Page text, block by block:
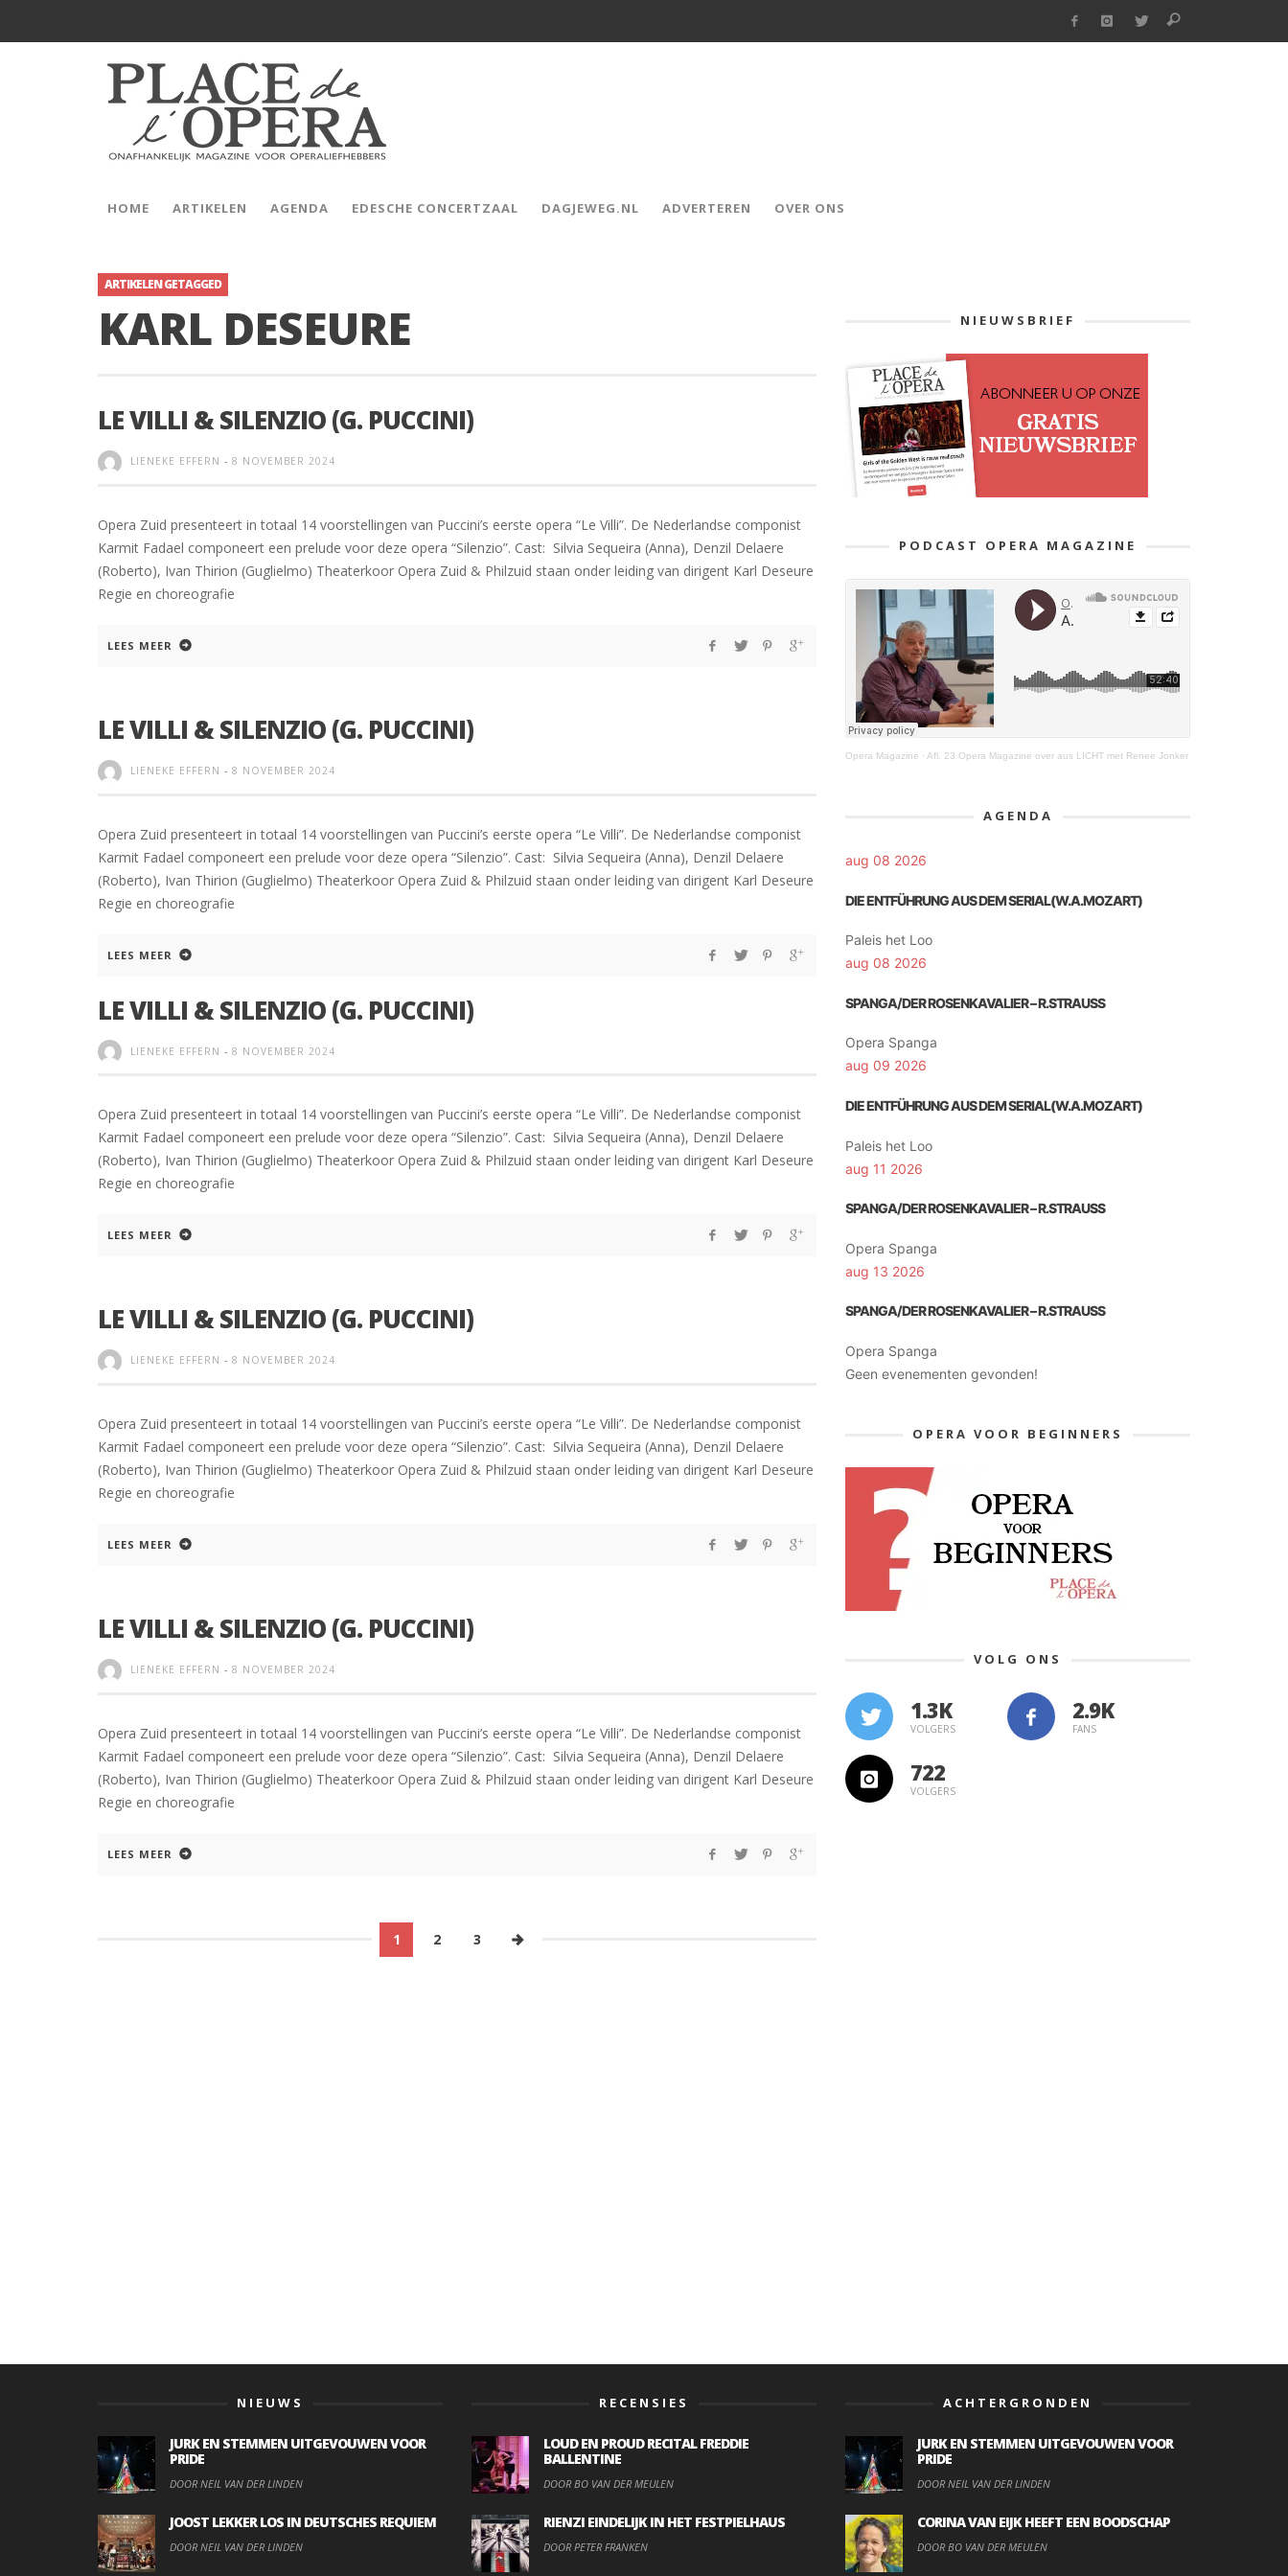
HOME ARTIKELEN AGENDA EDESCHE CONCERTZAAL DAGJEWEG.NL ADVERTEREN OVER ONS
ARTIKELEN GETAGGED
KARL DESEURE
LE VILLI & SILENZIO (G. PUCCINI)
LIENEKE EFFERN - 8 NOVEMBER 2024
Opera Zuid presenteert in totaal 14 voorstellingen van Puccini’s eerste opera “Le Villi”. De Nederlandse componist
Karmit Fadael componeert een prelude voor deze opera “Silenzio”. Cast: Silvia Sequeira (Anna), Denzil Delaere
(Roberto), Ivan Thirion (Guglielmo) Theaterkoor Opera Zuid & Philzuid staan onder leiding van dirigent Karl Deseure
Regie en choreografie
LEES MEER
LE VILLI & SILENZIO (G. PUCCINI)
LIENEKE EFFERN - 8 NOVEMBER 2024
Opera Zuid presenteert in totaal 14 voorstellingen van Puccini’s eerste opera “Le Villi”. De Nederlandse componist
Karmit Fadael componeert een prelude voor deze opera “Silenzio”. Cast: Silvia Sequeira (Anna), Denzil Delaere
(Roberto), Ivan Thirion (Guglielmo) Theaterkoor Opera Zuid & Philzuid staan onder leiding van dirigent Karl Deseure
Regie en choreografie
LEES MEER
LE VILLI & SILENZIO (G. PUCCINI)
LIENEKE EFFERN - 8 NOVEMBER 2024
Opera Zuid presenteert in totaal 14 voorstellingen van Puccini’s eerste opera “Le Villi”. De Nederlandse componist
Karmit Fadael componeert een prelude voor deze opera “Silenzio”. Cast: Silvia Sequeira (Anna), Denzil Delaere
(Roberto), Ivan Thirion (Guglielmo) Theaterkoor Opera Zuid & Philzuid staan onder leiding van dirigent Karl Deseure
Regie en choreografie
LEES MEER
LE VILLI & SILENZIO (G. PUCCINI)
LIENEKE EFFERN - 8 NOVEMBER 2024
Opera Zuid presenteert in totaal 14 voorstellingen van Puccini’s eerste opera “Le Villi”. De Nederlandse componist
Karmit Fadael componeert een prelude voor deze opera “Silenzio”. Cast: Silvia Sequeira (Anna), Denzil Delaere
(Roberto), Ivan Thirion (Guglielmo) Theaterkoor Opera Zuid & Philzuid staan onder leiding van dirigent Karl Deseure
Regie en choreografie
LEES MEER
LE VILLI & SILENZIO (G. PUCCINI)
LIENEKE EFFERN - 8 NOVEMBER 2024
Opera Zuid presenteert in totaal 14 voorstellingen van Puccini’s eerste opera “Le Villi”. De Nederlandse componist
Karmit Fadael componeert een prelude voor deze opera “Silenzio”. Cast: Silvia Sequeira (Anna), Denzil Delaere
(Roberto), Ivan Thirion (Guglielmo) Theaterkoor Opera Zuid & Philzuid staan onder leiding van dirigent Karl Deseure
Regie en choreografie
LEES MEER
1 2 3
NIEUWSBRIEF
PODCAST OPERA MAGAZINE
Opera Magazine · Afl. 23 Opera Magazine over aus LICHT met Renee Jonker
AGENDA
aug 08 2026
DIE ENTFÜHRUNG AUS DEM SERIAL(W.A.MOZART)
Paleis het Loo
aug 08 2026
SPANGA/DER ROSENKAVALIER – R.STRAUSS
Opera Spanga
aug 09 2026
DIE ENTFÜHRUNG AUS DEM SERIAL(W.A.MOZART)
Paleis het Loo
aug 11 2026
SPANGA/DER ROSENKAVALIER – R.STRAUSS
Opera Spanga
aug 13 2026
SPANGA/DER ROSENKAVALIER – R.STRAUSS
Opera Spanga
Geen evenementen gevonden!
OPERA VOOR BEGINNERS
VOLG ONS
1.3K
VOLGERS FANS
722
VOLGERS
NIEUWS
JURK EN STEMMEN UITGEVOUWEN VOOR
PRIDE
DOOR NEIL VAN DER LINDEN
JOOST LEKKER LOS IN DEUTSCHES REQUIEM
DOOR NEIL VAN DER LINDEN
RECENSIES
LOUD EN PROUD RECITAL FREDDIE
BALLENTINE
DOOR BO VAN DER MEULEN
RIENZI EINDELIJK IN HET FESTPIELHAUS
DOOR PETER FRANKEN
ACHTERGRONDEN
JURK EN STEMMEN UITGEVOUWEN VOOR
PRIDE
DOOR NEIL VAN DER LINDEN
CORINA VAN EIJK HEEFT EEN BOODSCHAP
DOOR BO VAN DER MEULEN